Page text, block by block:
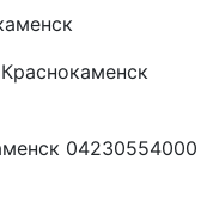
04230554000